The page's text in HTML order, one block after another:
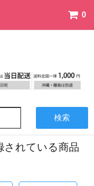
0
検索
されている商品